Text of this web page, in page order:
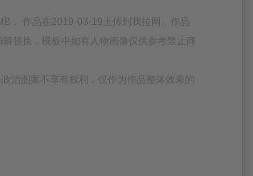
， 作品在2019-03-19上传到我拉网，作品
替换，模板中如有人物画像仅供参考禁止商
治图案不享有权利，仅作为作品整体效果的